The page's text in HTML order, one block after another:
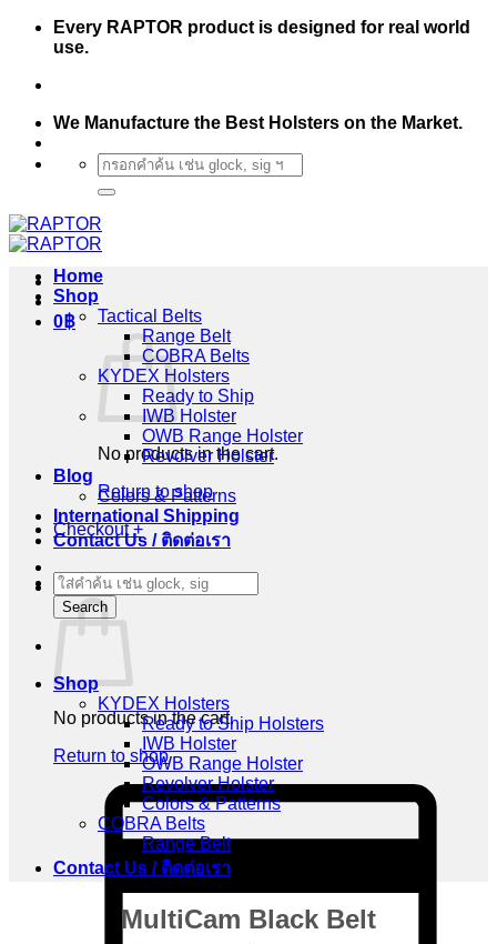
Skip
Every RAPTOR product is designed for real world
use.
We Manufacture the Best Holsters on the Market.
Search
for:
0฿
No products in the cart.
Return to shop
Checkout +
Cart
No products in the cart.
Return to shop
Home
Shop
Tactical Belts
Range Belt
COBRA Belts
KYDEX Holsters
Ready to Ship
IWB Holster
OWB Range Holster
Revolver Holster
Blog
Colors & Patterns
International Shipping
Contact Us / ติดต่อเรา
Products
search
Search
Shop
KYDEX Holsters
Ready to Ship Holsters
IWB Holster
OWB Range Holster
Revolver Holster
Colors & Patterns
COBRA Belts
Range Belt
Contact Us / ติดต่อเรา
MultiCam Black Belt